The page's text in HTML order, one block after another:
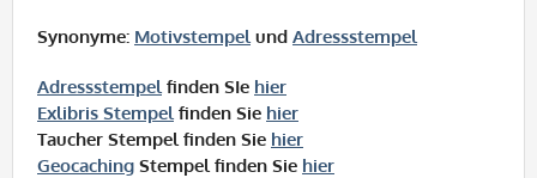
Synonyme: Motivstempel und Adressstempel
Adressstempel finden SIe hier
Exlibris Stempel finden Sie hier
Taucher Stempel finden Sie hier
Geocaching Stempel finden Sie hier